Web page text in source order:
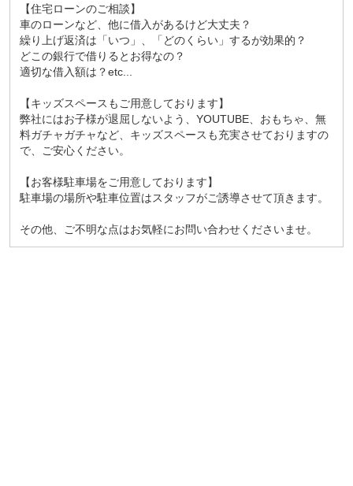
【住宅ローンのご相談】
車のローンなど、他に借入があるけど大丈夫？
繰り上げ返済は「いつ」、「どのくらい」するが効果的？
どこの銀行で借りるとお得なの？
適切な借入額は？etc...
【キッズスペースもご用意しております】
弊社にはお子様が退屈しないよう、YOUTUBE、おもちゃ、無
料ガチャガチャなど、キッズスペースも充実させておりますの
で、ご安心ください。
【お客様駐車場をご用意しております】
駐車場の場所や駐車位置はスタッフがご誘導させて頂きます。
その他、ご不明な点はお気軽にお問い合わせくださいませ。